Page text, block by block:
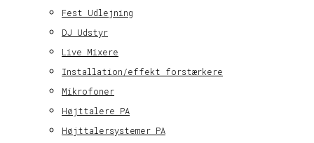
Fest Udlejning
DJ Udstyr
Live Mixere
Installation/effekt forstærkere
Mikrofoner
Højttalere PA
Højttalersystemer PA